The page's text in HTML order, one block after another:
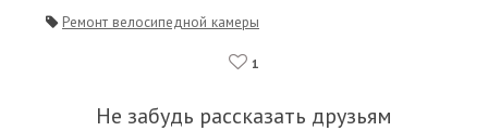
Ремонт велосипедной камеры
1
Не забудь рассказать друзьям